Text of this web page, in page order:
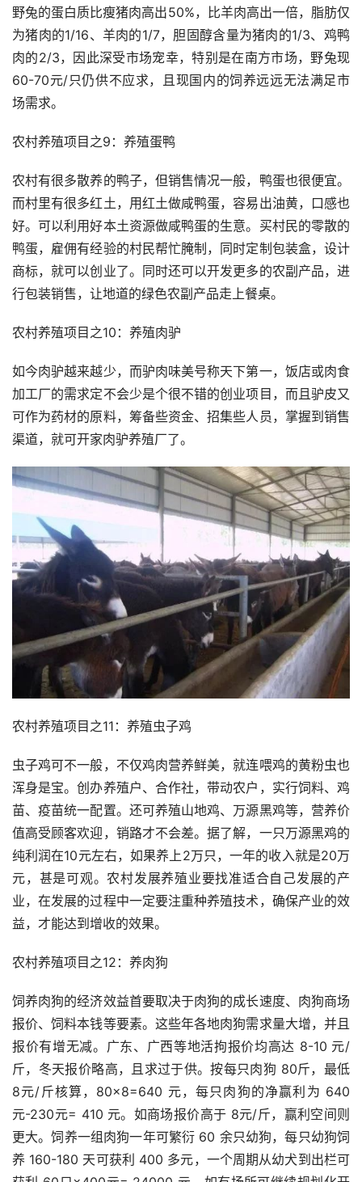
野兔的蛋白质比瘦猪肉高出50%，比羊肉高出一倍，脂肪仅
为猪肉的1/16、羊肉的1/7，胆固醇含量为猪肉的1/3、鸡鸭
肉的2/3，因此深受市场宠幸，特别是在南方市场，野兔现
60-70元/只仍供不应求，且现国内的饲养远远无法满足市
场需求。
农村养殖项目之9：养殖蛋鸭
农村有很多散养的鸭子，但销售情况一般，鸭蛋也很便宜。
而村里有很多红土，用红土做咸鸭蛋，容易出油黄，口感也
好。可以利用好本土资源做咸鸭蛋的生意。买村民的零散的
鸭蛋，雇佣有经验的村民帮忙腌制，同时定制包装盒，设计
商标，就可以创业了。同时还可以开发更多的农副产品，进
行包装销售，让地道的绿色农副产品走上餐桌。
农村养殖项目之10：养殖肉驴
如今肉驴越来越少，而驴肉味美号称天下第一，饭店或肉食
加工厂的需求定不会少是个很不错的创业项目，而且驴皮又
可作为药材的原料，筹备些资金、招集些人员，掌握到销售
渠道，就可开家肉驴养殖厂了。
农村养殖项目之11：养殖虫子鸡
虫子鸡可不一般，不仅鸡肉营养鲜美，就连喂鸡的黄粉虫也
浑身是宝。创办养殖户、合作社，带动农户，实行饲料、鸡
苗、疫苗统一配置。还可养殖山地鸡、万源黑鸡等，营养价
值高受顾客欢迎，销路才不会差。据了解，一只万源黑鸡的
纯利润在10元左右，如果养上2万只，一年的收入就是20万
元，甚是可观。农村发展养殖业要找准适合自己发展的产
业，在发展的过程中一定要注重种养殖技术，确保产业的效
益，才能达到增收的效果。
农村养殖项目之12：养肉狗
饲养肉狗的经济效益首要取决于肉狗的成长速度、肉狗商场
报价、饲料本钱等要素。这些年各地肉狗需求量大增，并且
报价有增无减。广东、广西等地活拘报价均高达 8-10 元/
斤，冬天报价略高，且求过于供。按每只肉狗 80斤，最低
8元/斤核算，80×8=640 元，每只肉狗的净赢利为 640
元-230元= 410 元。如商场报价高于 8元/斤，赢利空间则
更大。饲养一组肉狗一年可繁衍 60 余只幼狗，每只幼狗饲
养 160-180 天可获利 400 多元，一个周期从幼犬到出栏可